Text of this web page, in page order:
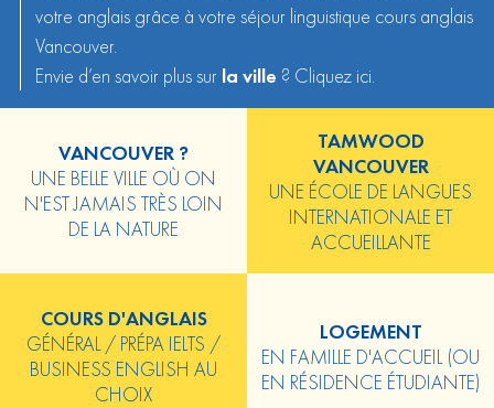
votre anglais grâce à votre séjour linguistique cours anglais
Vancouver.
Envie d’en savoir plus sur la ville ? Cliquez ici.
VANCOUVER ?
UNE BELLE VILLE OÙ ON
N'EST JAMAIS TRÈS LOIN
DE LA NATURE
TAMWOOD
VANCOUVER
UNE ÉCOLE DE LANGUES
INTERNATIONALE ET
ACCUEILLANTE
COURS D'ANGLAIS
GÉNÉRAL / PRÉPA IELTS /
BUSINESS ENGLISH AU
CHOIX
LOGEMENT
EN FAMILLE D'ACCUEIL (OU
EN RÉSIDENCE ÉTUDIANTE)